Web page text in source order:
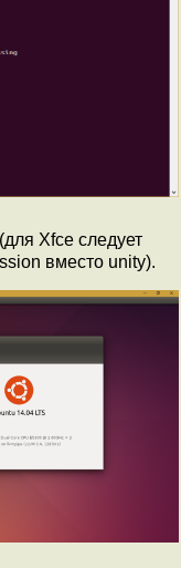
Xfce следует
вместо unity).